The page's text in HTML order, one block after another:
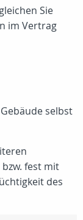
Sie
im Vertrag
selbst
fest mit
des